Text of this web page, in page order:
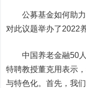
公募基金如何助力
对此议题举办了2022
中国养老金融50人
特聘教授董克用表示
与特色化。首先，我